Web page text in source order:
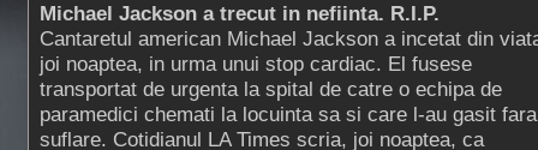
Michael Jackson a trecut in nefiinta. R.I.P.
Cantaretul american Michael Jackson a incetat din
joi noaptea, in urma unui stop cardiac. El fusese
transportat de urgenta la spital de catre o echipa de
paramedici chemati la locuinta sa si care l-au gasit fara
suflare. Cotidianul LA Times scria, joi noaptea, ca